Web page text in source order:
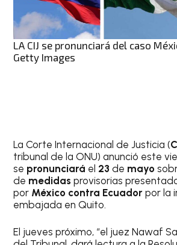
LA CIJ se pronunciará del caso
Getty Images
La Corte Internacional de Justicia (
tribunal de la ONU) anunció este
se pronunciará el 23 de mayo
de medidas provisorias
por México contra Ecuador por la
embajada en Quito.
El jueves próximo, “el juez Nawaf